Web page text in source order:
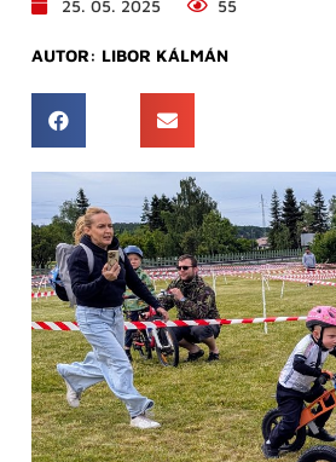
25. 05. 2025 55
AUTOR: LIBOR KÁLMÁN